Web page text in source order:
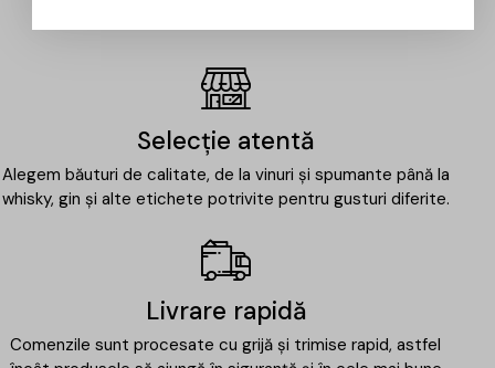
Selecție atentă
Alegem băuturi de calitate, de la vinuri și spumante până la
whisky, gin și alte etichete potrivite pentru gusturi diferite.
Livrare rapidă
Comenzile sunt procesate cu grijă și trimise rapid, astfel